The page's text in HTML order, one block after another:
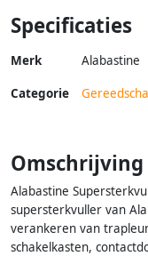
Specificaties
Merk Alabastine
Categorie
Omschrijving
Alabastine
supersterkvuller van
verankeren van
schakelkasten,